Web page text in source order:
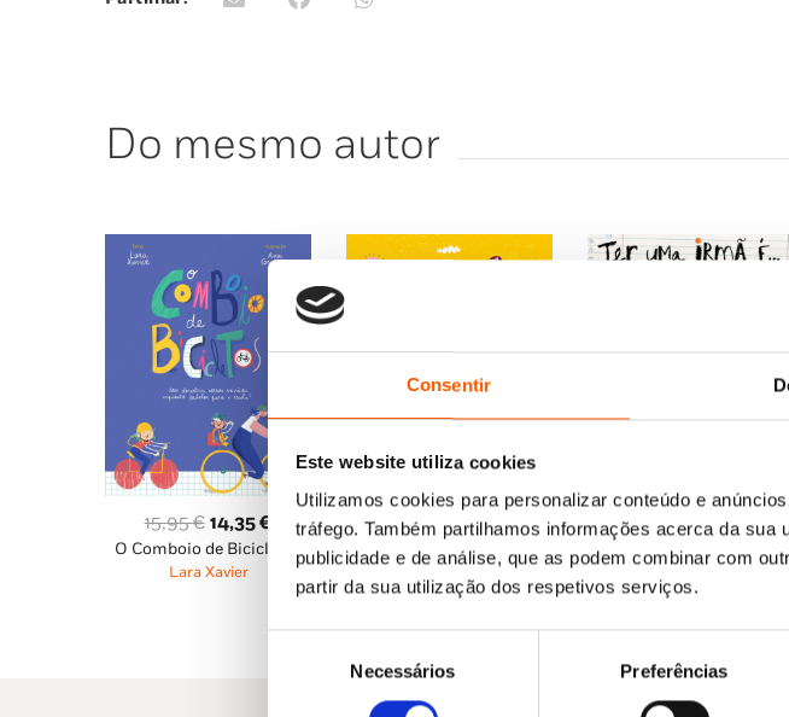
Consentir
Este website utiliza cookies
Utilizamos cookies para personalizar conteúdo e
tráfego. Também partilhamos informações acerca da
publicidade e de análise, que as podem combinar com
partir da sua utilização dos respetivos serviços.
consentimento
Necessários Preferências
Do mesmo autor
15,95€ O
preço
original
15,95 €.
14,35€
preço
atual
14,35 €.
O Comboio de Bicicletas
Lara Xavier
14,95€O
preço
original
era:
14,95 €.
13,45€O
preço
atual
é:
13,45 €.
Semana Sim, Semana Sim:
Porque Não Há Semanas
Não quando Tens Duas
Casas
preço
original
Ter Uma Irmã É…
Lara Xavier